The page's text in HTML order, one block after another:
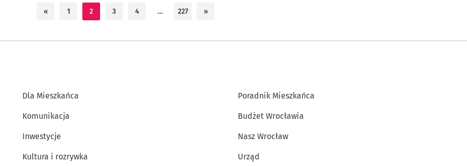
« 1 2 3 4 … 227 »
Dla Mieszkańca
Komunikacja
Inwestycje
Kultura i rozrywka
Poradnik Mieszkańca
Budżet Wrocławia
Nasz Wrocław
Urząd